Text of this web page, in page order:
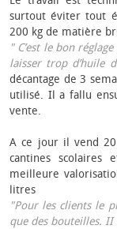
surtout éviter tout
200 kg de matière
" C’est le bon
laisser trop d’huile
décantage de 3
utilisé. Il a fallu
vente.
A ce jour il vend
cantines scolaires
meilleure
litres
"Pour les clients le
que des bouteilles. II